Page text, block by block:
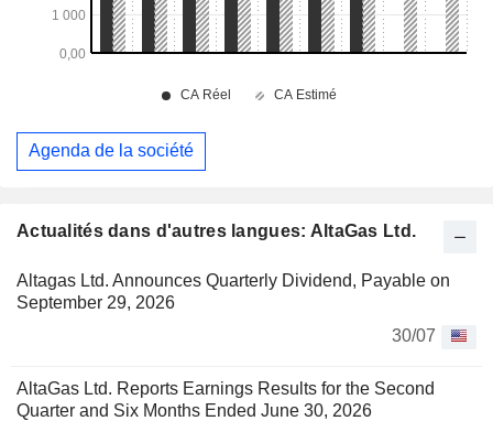
Actualités dans d'autres langues: AltaGas Ltd.
Altagas Ltd. Announces Quarterly Dividend, Payable on
September 29, 2026
30/07
AltaGas Ltd. Reports Earnings Results for the Second
Quarter and Six Months Ended June 30, 2026
Agenda de la société